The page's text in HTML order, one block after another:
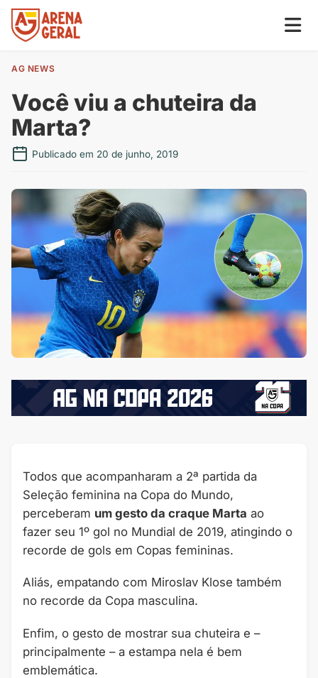
AG NEWS
Você viu a chuteira da
Marta?
Publicado em 20 de junho, 2019
Todos que acompanharam a 2ª partida da
Seleção feminina na Copa do Mundo,
perceberam um gesto da craque Marta ao
fazer seu 1º gol no Mundial de 2019, atingindo o
recorde de gols em Copas femininas.
Aliás, empatando com Miroslav Klose também
no recorde da Copa masculina.
Enfim, o gesto de mostrar sua chuteira e –
principalmente – a estampa nela é bem
emblemática.